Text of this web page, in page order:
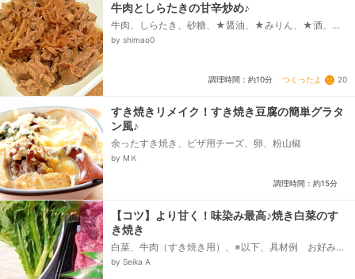
牛肉としらたきの甘辛炒め♪
牛肉、しらたき、砂糖、★醤油、★みりん、★酒、サ
ラダ油
by shimao0
調理時間：約10分 つくったよ 20
すき焼きリメイク！すき焼き豆腐の簡単グラタ
ン風♪
余ったすき焼き、ピザ用チーズ、卵、粉山椒
by МＫ
調理時間：約15分
【コツ】より甘く！味染み最高♪焼き白菜のす
き焼き
白菜、牛肉（すき焼き用）、※以下、具材例 お好みの
具材でどうぞ、すき焼きのタレ、白滝、春菊、人参、
by Seika A